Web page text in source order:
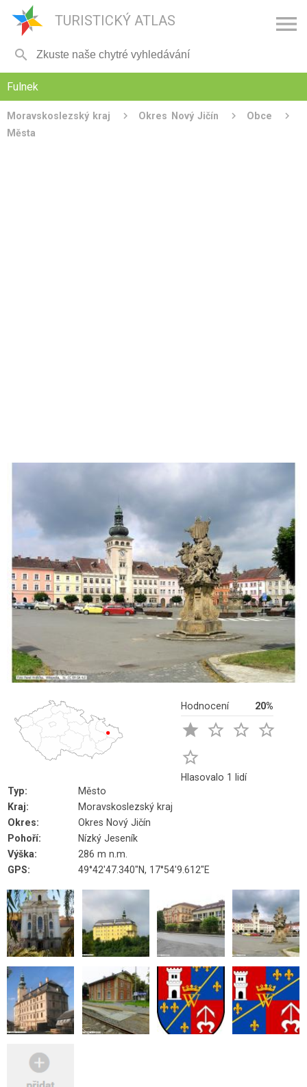
TURISTICKÝ ATLAS 

Fulnek
Moravskoslezský kraj Okres Nový Jičín
Obce
Města
Hodnocení 20%
   

Hlasovalo 1 lidí
Typ:
Město
Kraj:
Moravskoslezský kraj
Okres:
Okres Nový Jičín
Pohoří:
Nízký Jeseník
Výška:
286 m n.m.
GPS:
49°42'47.340"N, 17°54'9.612"E